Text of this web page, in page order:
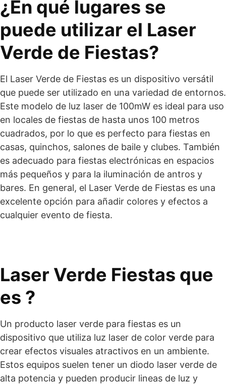
¿En qué lugares se
puede utilizar el Laser
Verde de Fiestas?
El Laser Verde de Fiestas es un dispositivo versátil
que puede ser utilizado en una variedad de entornos.
Este modelo de luz laser de 100mW es ideal para uso
en locales de fiestas de hasta unos 100 metros
cuadrados, por lo que es perfecto para fiestas en
casas, quinchos, salones de baile y clubes. También
es adecuado para fiestas electrónicas en espacios
más pequeños y para la iluminación de antros y
bares. En general, el Laser Verde de Fiestas es una
excelente opción para añadir colores y efectos a
cualquier evento de fiesta.
Laser Verde Fiestas que
es ?
Un producto laser verde para fiestas es un
dispositivo que utiliza luz laser de color verde para
crear efectos visuales atractivos en un ambiente.
Estos equipos suelen tener un diodo laser verde de
alta potencia y pueden producir lineas de luz y